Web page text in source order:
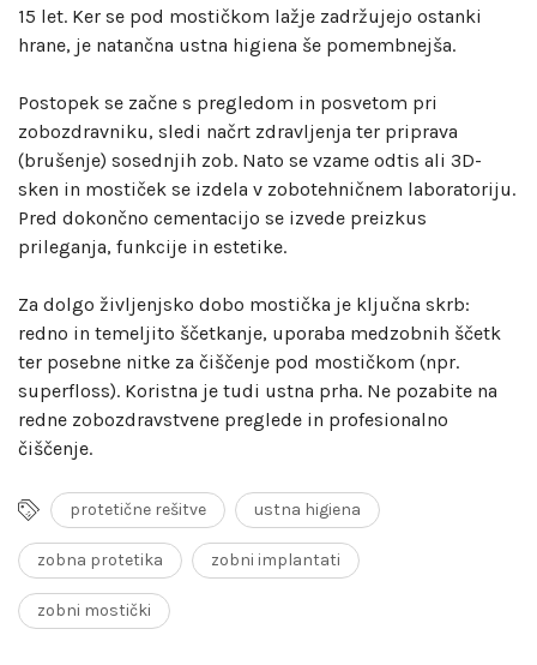
15 let. Ker se pod mostičkom lažje zadržujejo ostanki
hrane, je natančna ustna higiena še pomembnejša.
Postopek se začne s pregledom in posvetom pri
zobozdravniku, sledi načrt zdravljenja ter priprava
(brušenje) sosednjih zob. Nato se vzame odtis ali 3D-
sken in mostiček se izdela v zobotehničnem laboratoriju.
Pred dokončno cementacijo se izvede preizkus
prileganja, funkcije in estetike.
Za dolgo življenjsko dobo mostička je ključna skrb:
redno in temeljito ščetkanje, uporaba medzobnih ščetk
ter posebne nitke za čiščenje pod mostičkom (npr.
superfloss). Koristna je tudi ustna prha. Ne pozabite na
redne zobozdravstvene preglede in profesionalno
čiščenje.
protetične rešitve ustna higiena
zobna protetika zobni implantati
zobni mostički